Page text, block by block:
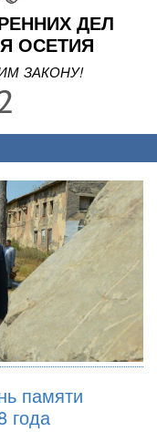
ДЕЛ
ОСЕТИЯ
ЗАКОНУ!
памяти
года